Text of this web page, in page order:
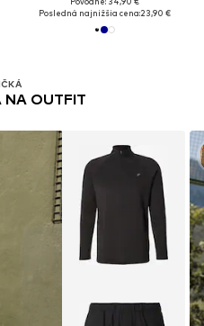
NA OUTFIT
Posledná najnižšia cena:23,90 €